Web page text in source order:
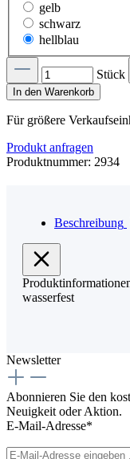
gelb
schwarz
hellblau
Stück
In den Warenkorb
Für größere
Produkt anfragen
Produktnummer: 2934
Beschreibung
wasserfest
Newsletter
Abonnieren Sie den
Neuigkeit oder Aktion.
E-Mail-Adresse*